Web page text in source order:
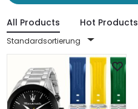
All Products Hot Products
Standardsortierung